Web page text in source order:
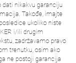
dati nikakvu garanciju
Takođe, imajte
ukoliko niste
i/ili drugim
zadržavamo pravo
trenutku, osim ako
ne postoji garancija